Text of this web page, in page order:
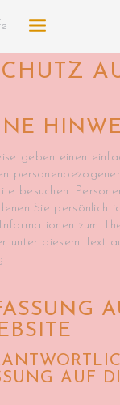
geben einen
besuchen.
Sie persönlich
zum
unter diesem Text
AUF